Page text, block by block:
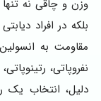
بلکه در افراد
مقاومت به
نفروپاتی،
دلیل، انتخاب یک